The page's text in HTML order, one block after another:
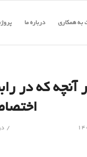
به همکاری درباره ما
/